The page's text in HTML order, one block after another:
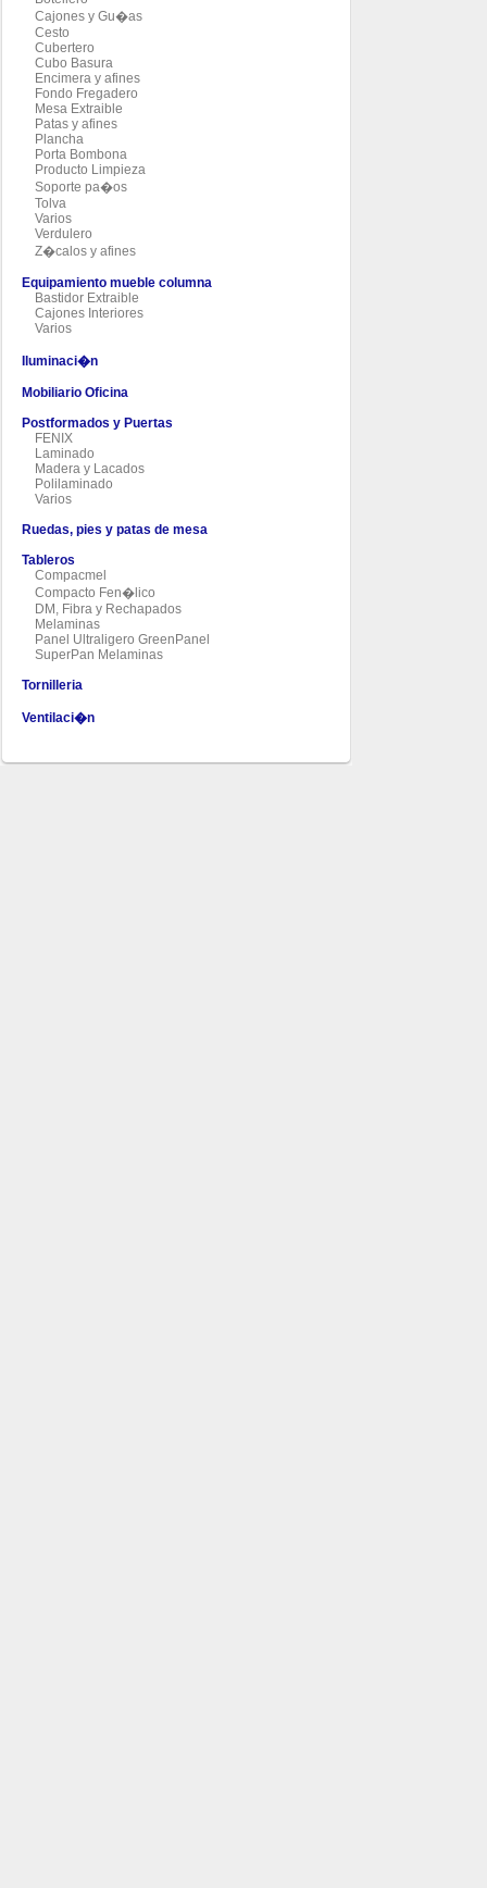
Cajones y Gu�as
Cesto
Cubertero
Cubo Basura
Encimera y afines
Fondo Fregadero
Mesa Extraible
Patas y afines
Plancha
Porta Bombona
Producto Limpieza
Soporte pa�os
Tolva
Varios
Verdulero
Z�calos y afines
Equipamiento mueble columna
Bastidor Extraible
Cajones Interiores
Varios
Iluminaci�n
Mobiliario Oficina
Postformados y Puertas
FENIX
Laminado
Madera y Lacados
Polilaminado
Varios
Ruedas, pies y patas de mesa
Tableros
Compacmel
Compacto Fen�lico
DM, Fibra y Rechapados
Melaminas
Panel Ultraligero GreenPanel
SuperPan Melaminas
Tornilleria
Ventilaci�n